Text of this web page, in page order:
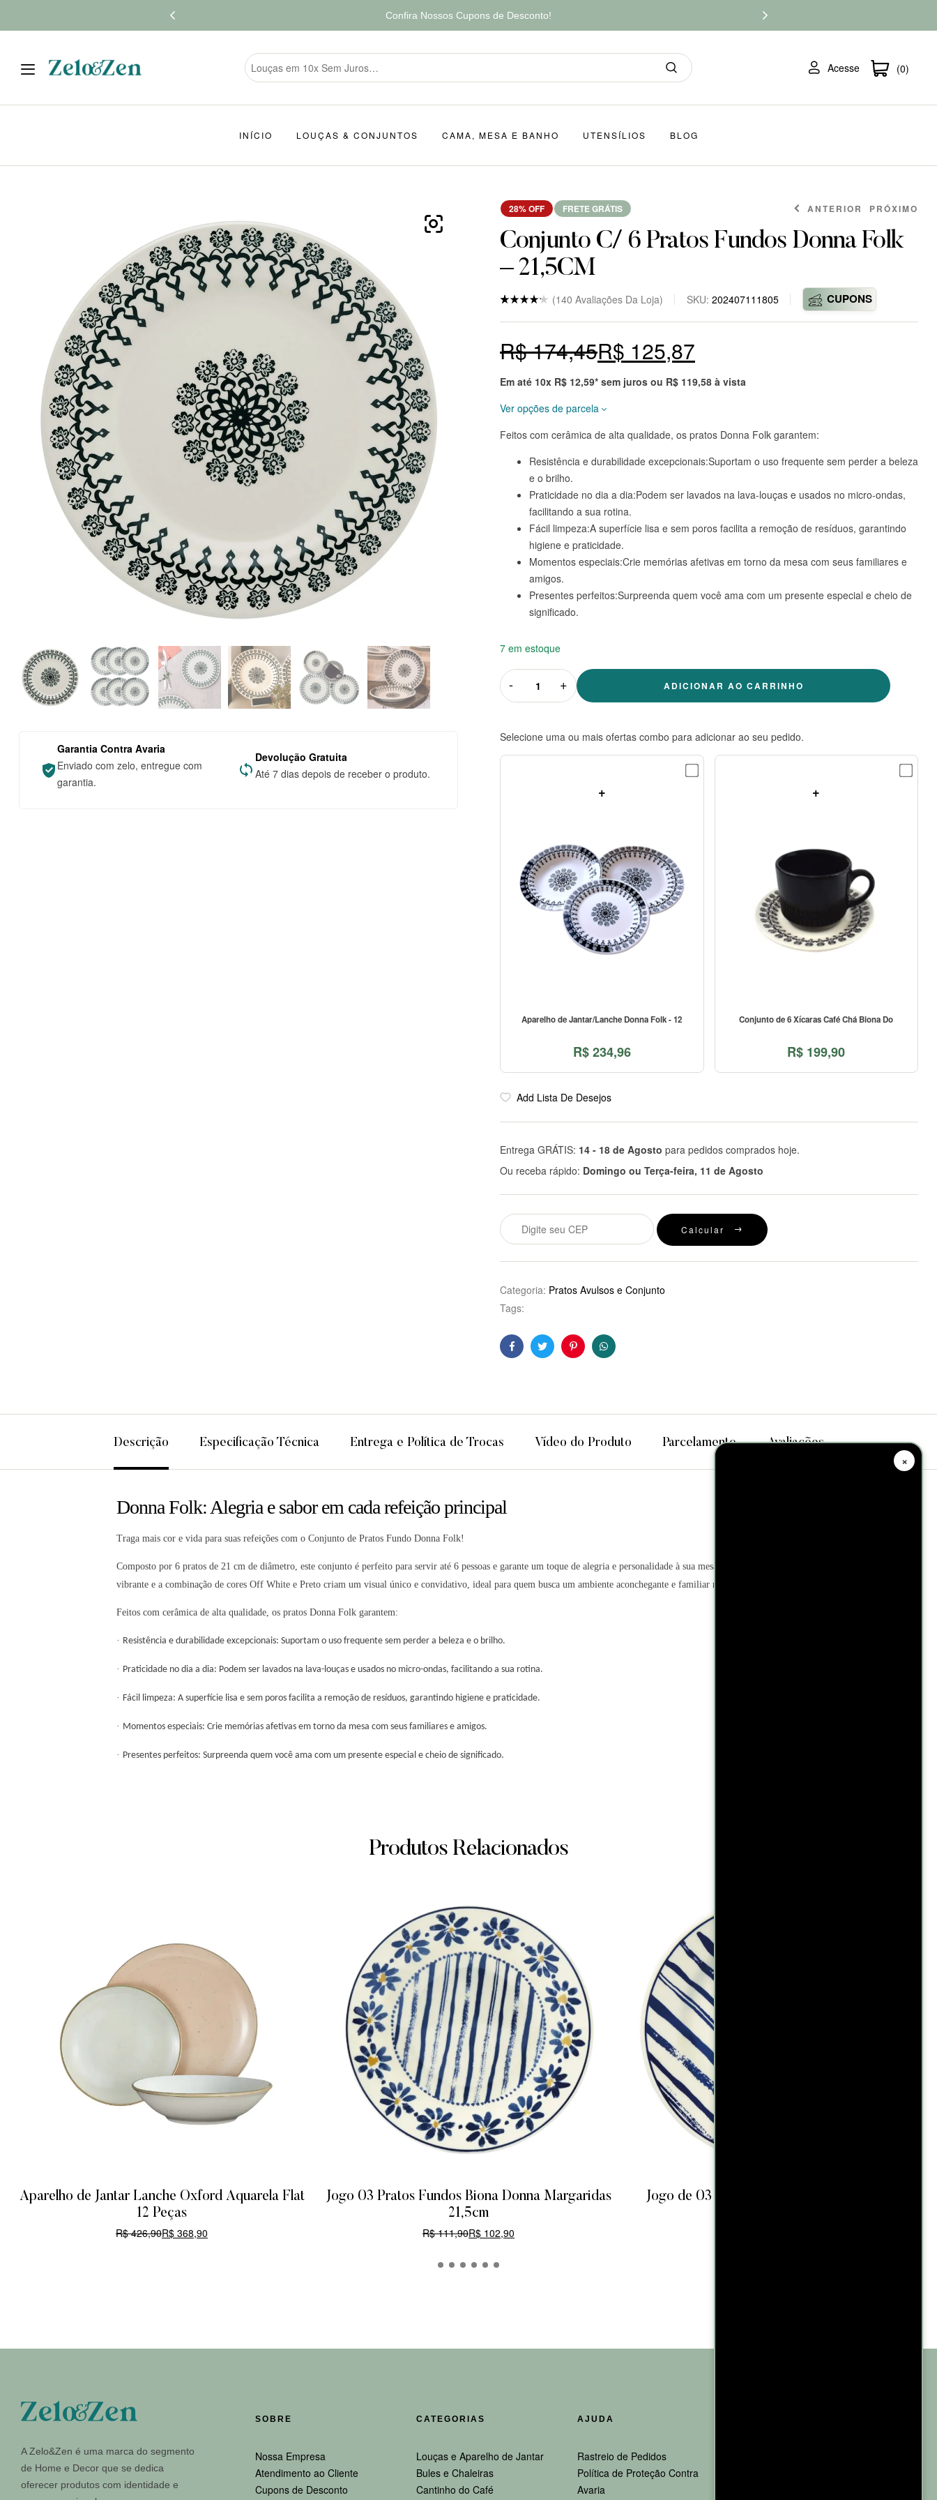
Confira Nossos Cupons de Desconto!
Acesse (0)
INÍCIO LOUÇAS & CONJUNTOS CAMA, MESA E BANHO UTENSÍLIOS BLOG
Garantia Contra Avaria
Enviado com zelo, entregue com
garantia.
Devolução Gratuita
Até 7 dias depois de receber o produto.
28% OFF FRETE GRÁTIS ANTERIOR PRÓXIMO
Conjunto C/ 6 Pratos Fundos Donna Folk
– 21,5CM
de 5
em
avaliaçõ
de
em
ace.
(140 Avaliações Da Loja) SKU: 202407111805 CUPONS
R$174,45R$ 125,87
Em até 10x R$ 12,59* sem juros ou R$ 119,58 à vista
Ver opções de parcela
Prazo
à vista 10% OFF
R$125,87
R$125,87
R$125,87
sem juros
6x de
sem juros
R$125,87
7x de
sem juros
R$125,87
125,87
Feitos com cerâmica de alta qualidade, os pratos Donna Folk garantem:
Resistência e durabilidade excepcionais:Suportam o uso frequente sem perder a beleza
e o brilho.
Praticidade no dia a dia:Podem ser lavados na lava-louças e usados no micro-ondas,
facilitando a sua rotina.
Fácil limpeza:A superfície lisa e sem poros facilita a remoção de resíduos, garantindo
higiene e praticidade.
Momentos especiais:Crie memórias afetivas em torno da mesa com seus familiares e
amigos.
Presentes perfeitos:Surpreenda quem você ama com um presente especial e cheio de
significado.
7 em estoque
- + ADICIONAR AO CARRINHO
Selecione uma ou mais ofertas combo para adicionar ao seu pedido.
+
Aparelho de Jantar/Lanche Donna Folk - 12
R$234,96
+
Conjunto de 6 Xícaras Café Chá Biona Do
R$ 199,90
Add Lista De Desejos
Entrega GRÁTIS: 14 - 18 de Agosto para pedidos comprados hoje.
Ou receba rápido: Domingo ou Terça-feira, 11 de Agosto
Calcular
Categoria: Pratos Avulsos e Conjunto
Tags:
FacebookTwitterPinterestWhatsApp
Descrição Especificação Técnica Entrega e Política de Trocas Vídeo do Produto Parcelamento Avaliações
Donna Folk: Alegria e sabor em cada refeição principal
Traga mais cor e vida para suas refeições com o Conjunto de Pratos Fundo Donna Folk!
Composto por 6 pratos de 21 cm de diâmetro, este conjunto é perfeito para servir até 6 pessoas e garante um toque de alegria e personalidade à sua mesa. A estampa floral
vibrante e a combinação de cores Off White e Preto criam um visual único e convidativo, ideal para quem busca um ambiente aconchegante e familiar nas refeições do dia a dia.
Feitos com cerâmica de alta qualidade, os pratos Donna Folk garantem:
· Resistência e durabilidade excepcionais: Suportam o uso frequente sem perder a beleza e o brilho.
· Praticidade no dia a dia: Podem ser lavados na lava-louças e usados no micro-ondas, facilitando a sua rotina.
· Fácil limpeza: A superfície lisa e sem poros facilita a remoção de resíduos, garantindo higiene e praticidade.
· Momentos especiais: Crie memórias afetivas em torno da mesa com seus familiares e amigos.
· Presentes perfeitos: Surpreenda quem você ama com um presente especial e cheio de significado.
Produtos Relacionados
Aparelho de Jantar Lanche Oxford Aquarela Flat
12 Peças
R$426,90R$ 368,90
Jogo 03 Pratos Fundos Biona Donna Margaridas
21,5cm
R$111,90R$ 102,90
Jogo de 03 Pratos Rasos Donna Margaridas
×
A Zelo&Zen é uma marca do segmento
de Home e Decor que se dedica
oferecer produtos com identidade e
SOBRE
Nossa Empresa
Atendimento ao Cliente
Cupons de Desconto
CATEGORIAS
Louças e Aparelho de Jantar
Bules e Chaleiras
Cantinho do Café
AJUDA
Rastreio de Pedidos
Política de Proteção Contra
Avaria